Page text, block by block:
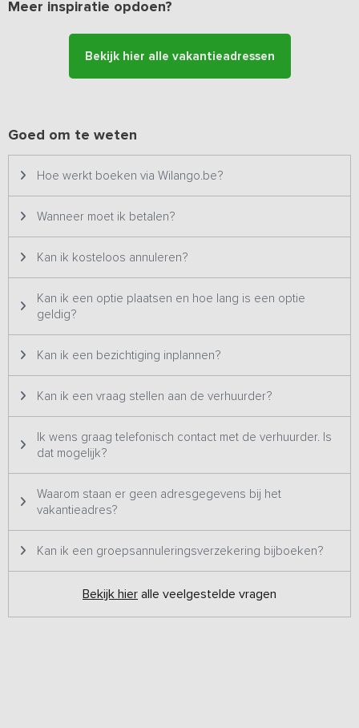
Het familiehuis ligt op 80 meter van de boerderij met runderen. Het
mogelijkheden. Voor de maaltijden wordt zoveel mogelijk
biologisch rundvlees gebruikt van eigen boerderij en kwaliteits
Beschikbaarheid lazy check out op aanvraag.
Meer inspiratie opdoen?
Bekijk hier alle vakantieadressen
Goed om te weten
Hoe werkt boeken via Wilango.be?
Wanneer moet ik betalen?
Kan ik kosteloos annuleren?
Kan ik een optie plaatsen en hoe lang is een optie
geldig?
Kan ik een bezichtiging inplannen?
Kan ik een vraag stellen aan de verhuurder?
Ik wens graag telefonisch contact met de verhuurder. Is
dat mogelijk?
Waarom staan er geen adresgegevens bij het
vakantieadres?
Kan ik een groepsannuleringsverzekering bijboeken?
Bekijk hier alle veelgestelde vragen